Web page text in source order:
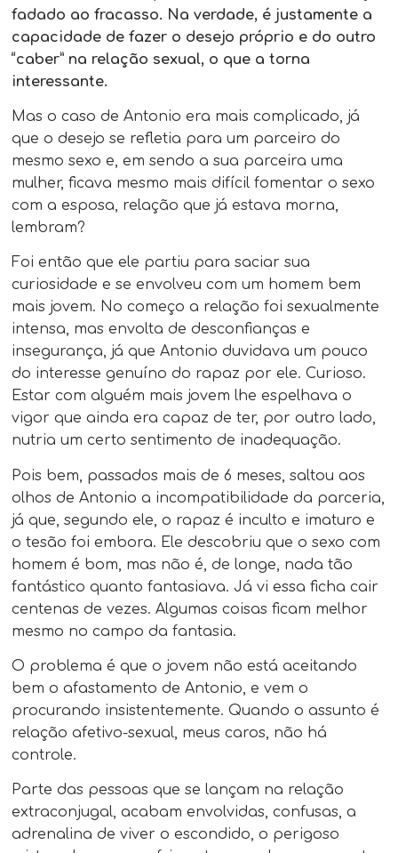
fadado ao fracasso. Na verdade, é justamente a
capacidade de fazer o desejo próprio e do outro
“caber” na relação sexual, o que a torna
interessante.
Mas o caso de Antonio era mais complicado, já
que o desejo se refletia para um parceiro do
mesmo sexo e, em sendo a sua parceira uma
mulher, ficava mesmo mais difícil fomentar o sexo
com a esposa, relação que já estava morna,
lembram?
Foi então que ele partiu para saciar sua
curiosidade e se envolveu com um homem bem
mais jovem. No começo a relação foi sexualmente
intensa, mas envolta de desconfianças e
insegurança, já que Antonio duvidava um pouco
do interesse genuíno do rapaz por ele. Curioso.
Estar com alguém mais jovem lhe espelhava o
vigor que ainda era capaz de ter, por outro lado,
nutria um certo sentimento de inadequação.
Pois bem, passados mais de 6 meses, saltou aos
olhos de Antonio a incompatibilidade da parceria,
já que, segundo ele, o rapaz é inculto e imaturo e
o tesão foi embora. Ele descobriu que o sexo com
homem é bom, mas não é, de longe, nada tão
fantástico quanto fantasiava. Já vi essa ficha cair
centenas de vezes. Algumas coisas ficam melhor
mesmo no campo da fantasia.
O problema é que o jovem não está aceitando
bem o afastamento de Antonio, e vem o
procurando insistentemente. Quando o assunto é
relação afetivo-sexual, meus caros, não há
controle.
Parte das pessoas que se lançam na relação
extraconjugal, acabam envolvidas, confusas, a
adrenalina de viver o escondido, o perigoso